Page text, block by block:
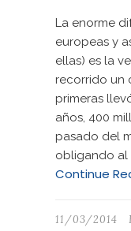
La enorme
europeas y
ellas) es la
recorrido un
primeras
años, 400
pasado del
obligando al
Continue
11/03/2014